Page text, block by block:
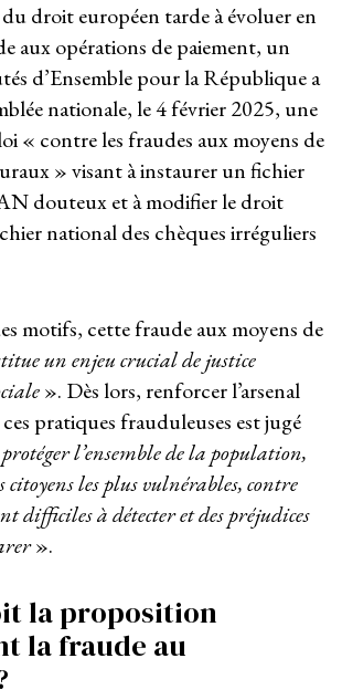
droit européen tarde à évoluer en
aux opérations de paiement, un
d’Ensemble pour la République a
nationale, le 4 février 2025, une
« contre les fraudes aux moyens de
» visant à instaurer un fichier
douteux et à modifier le droit
national des chèques irréguliers
motifs, cette fraude aux moyens de
un enjeu crucial de justice
». Dès lors, renforcer l’arsenal
pratiques frauduleuses est jugé
l’ensemble de la population,
les plus vulnérables, contre
difficiles à détecter et des préjudices
».
la proposition
la fraude au